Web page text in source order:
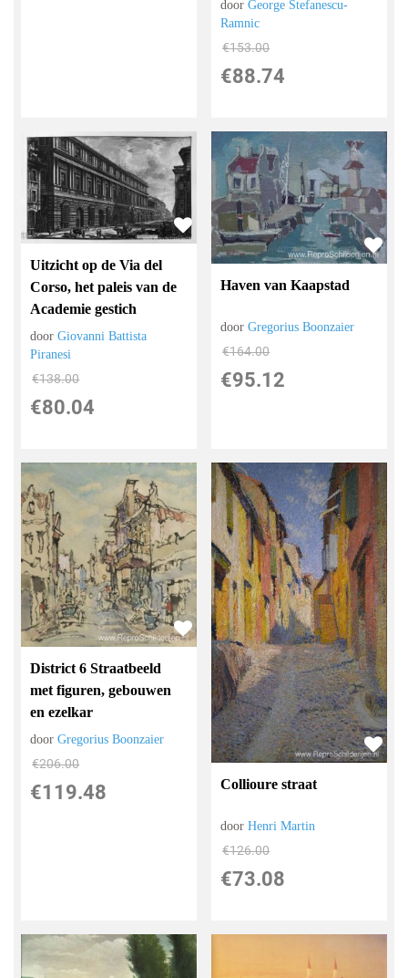
doorGeorge Stefanescu-
Ramnic
€153.00
€88.74
Uitzicht op de Via del
Corso, het paleis van de
Academie gestich
doorGiovanni Battista
Piranesi
€138.00
€80.04
Haven van Kaapstad
doorGregorius Boonzaier
€164.00
€95.12
District 6 Straatbeeld
met figuren, gebouwen
en ezelkar
doorGregorius Boonzaier
€206.00
€119.48 Collioure straat
doorHenri Martin
€126.00
€73.08